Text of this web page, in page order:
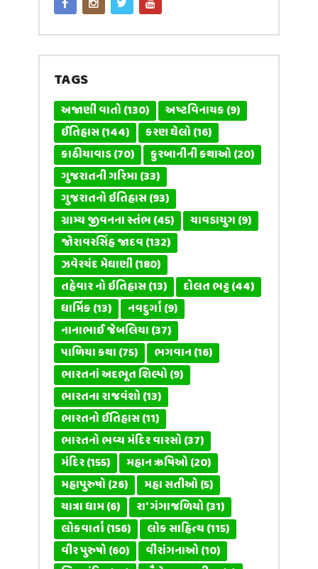
TAGS
અજાણી વાતો(130) અષ્ટવિનાયક(9)
ઈતિહાસ(144) કરણ ઘેલો(16)
કાઠીયાવાડ(70) કુરબાનીની કથાઓ(20)
ગુજરાતની ગરિમા(33)
ગુજરાતનો ઇતિહાસ(93)
ગ્રામ્ય જીવનના સ્તંભ(45) ચાવડાયુગ(9)
જોરાવરસિંહ જાદવ(132)
ઝવેરચંદ મેઘાણી(180)
તહેવાર નો ઇતિહાસ(13) દોલત ભટ્ટ(44)
ધાર્મિક(13) નવદુર્ગા(9)
નાનાભાઈ જેબલિયા(37)
પાળિયા કથા(75) ભગવાન(16)
ભારતનાં અદભૂત શિલ્પો(9)
ભારતના રાજવંશો(13)
ભારતનો ઈતિહાસ(11)
ભારતનો ભવ્ય મંદિર વારસો(37)
મંદિર(155) મહાન ઋષિઓ(20)
મહાપુરુષો(26) મહા સતીઓ(5)
યાત્રા ધામ(6) રા' ગંગાજળિયો(31)
લોકવાર્તા(156) લોક સાહિત્ય(115)
વીર પુરુષો(60) વીરાંગનાઓ(10)